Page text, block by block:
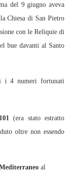
del 9 giugno aveva
Chiesa di San Pietro
con le Reliquie di
bue davanti al Santo
i 4 numeri fortunati
(era stato estratto
oltre non essendo
al